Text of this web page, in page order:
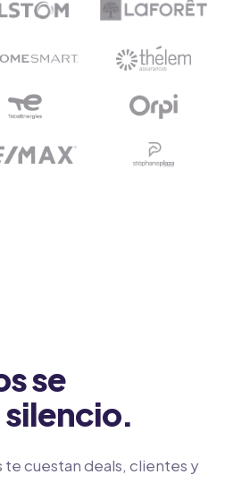
se
silencio.
te cuestan deals, clientes y